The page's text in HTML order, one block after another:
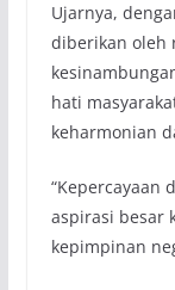
Ujarnya,
diberikan oleh
hati
keharmonian
“Kepercayaan
aspirasi besar
kepimpinan